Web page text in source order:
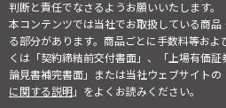
判断と責任でなさるようお願いいたします。
本コンテンツでは当社でお取扱している商
る部分があります。商品ごとに手数料等お
くは「契約締結前交付書面」、「上場有価
論見書補完書面」または当社ウェブサイトの
に関する説明」をよくお読みください。